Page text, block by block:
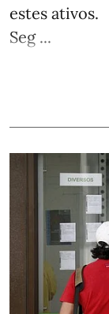
estes ativos.
Seg ...